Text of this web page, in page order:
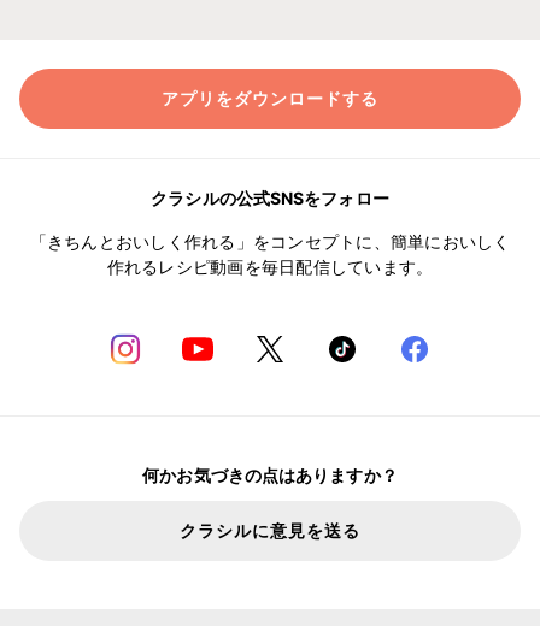
アプリをダウンロードする
クラシルの公式SNSをフォロー
「きちんとおいしく作れる」をコンセプトに、簡単においしく
作れるレシピ動画を毎日配信しています。
何かお気づきの点はありますか？
クラシルに意見を送る